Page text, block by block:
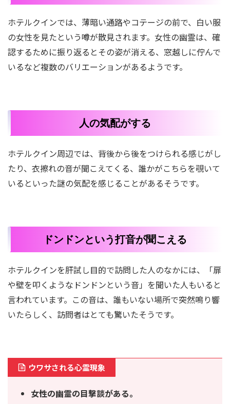
ホテルクインでは、薄暗い通路やコテージの前で、白い服
の女性を見たという噂が散見されます。女性の幽霊は、確
認するために振り返るとその姿が消える、窓越しに佇んで
いるなど複数のバリエーションがあるようです。
人の気配がする
ホテルクイン周辺では、背後から後をつけられる感じがし
たり、衣擦れの音が聞こえてくる、誰かがこちらを覗いて
いるといった謎の気配を感じることがあるそうです。
ドンドンという打音が聞こえる
ホテルクインを肝試し目的で訪問した人のなかには、「扉
や壁を叩くようなドンドンという音」を聞いた人もいると
言われています。この音は、誰もいない場所で突然鳴り響
いたらしく、訪問者はとても驚いたそうです。
ウワサされる心霊現象
女性の幽霊の目撃談がある。